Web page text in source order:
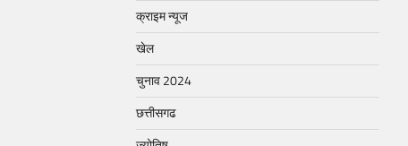
क्राइम न्यूज
खेल
चुनाव 2024
छत्तीसगढ